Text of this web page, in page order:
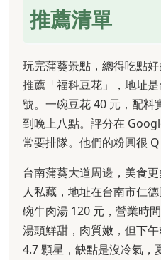
推薦清單
玩完蒲葵景點，總得吃點
推薦「福科豆花」，地址
號。一碗豆花 40 元，配料
到晚上八點。評分在
常要排隊。他們的粉圓很 Q
台南蒲葵大道周邊，美食
人私藏，地址在台南市仁
碗牛肉湯 120 元，營業時
湯頭鮮甜，肉質嫩，但下
4.7 顆星，缺點是沒冷氣，